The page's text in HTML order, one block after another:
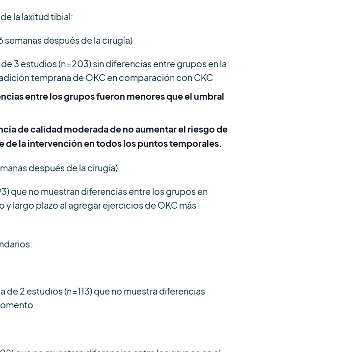
la laxitud tibial:
después de la cirugía)
3 estudios (n=203) sin diferencias entre grupos en la
temprana de OKC en comparación con CKC
entre los grupos fueron menores que el umbral
de calidad moderada de no aumentar el riesgo de
la intervención en todos los puntos temporales.
después de la cirugía)
que no muestran diferencias entre los grupos en
y largo plazo al agregar ejercicios de OKC más
de 2 estudios (n=113) que no muestra diferencias